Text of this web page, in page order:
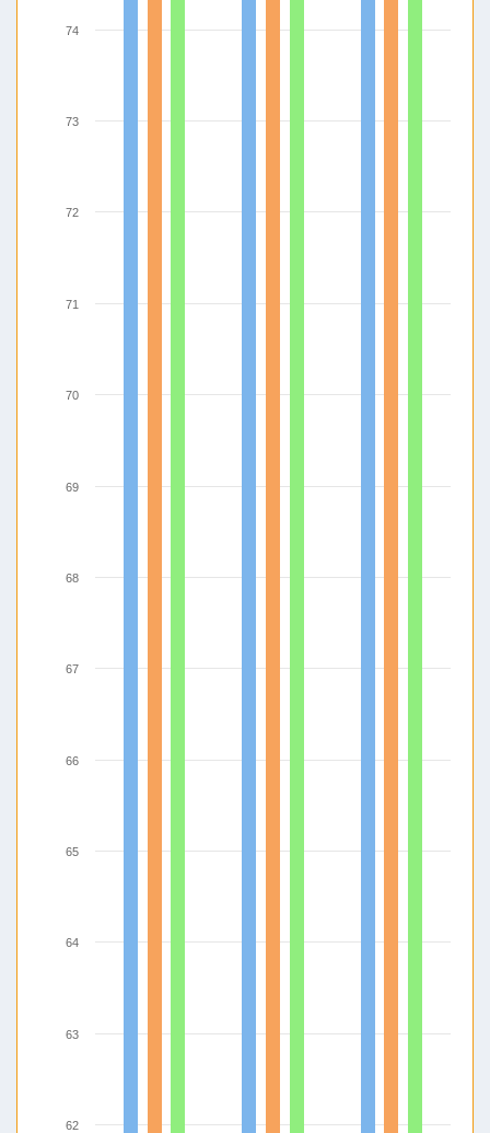
62
63
64
65
66
67
68
69
70
71
72
73
74